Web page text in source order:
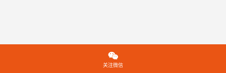

关注微信